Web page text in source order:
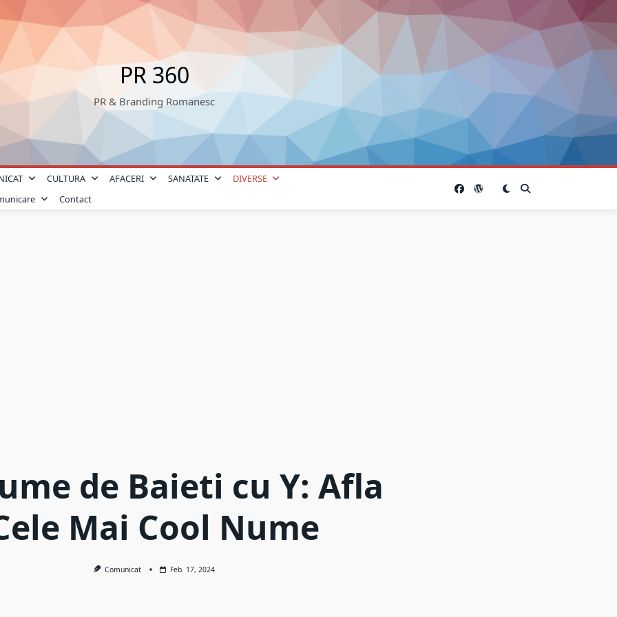
PR 360
PR & Branding Romanesc
CULTURA AFACERI SANATATE
DIVERSE
Contact
de Baieti cu Y: Afla
Mai Cool Nume
Comunicat Feb. 17, 2024